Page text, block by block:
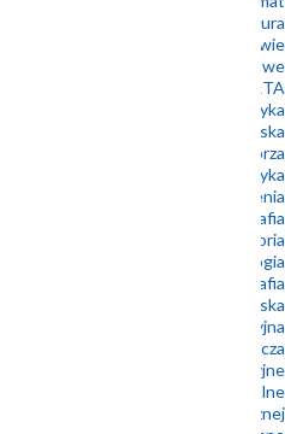
Bezpieczna infrastruktura
Geologia a zdrowie
Badania podstawowe
OFERTA
Geofizyka
Geologia inżynierska
Geologia morza
Geoturystyka
Geozagrożenia
Kartografia
Laboratoria
Mikropaleontologia
Mineralogia i petrografia
Ochrona środowiska
Oferta edukacyjna
Oferta wydawnicza
Prace interwencyjne
Surowce mineralne
geologicznej i hydrogeologicznej